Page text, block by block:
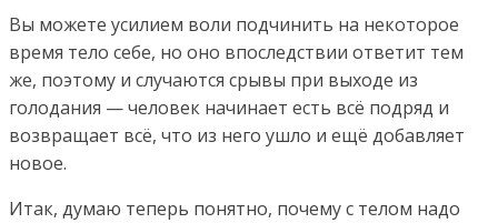
Вы можете усилием воли подчинить на некоторое
время тело себе, но оно впоследствии ответит тем
же, поэтому и случаются срывы при выходе из
голодания — человек начинает есть всё подряд и
возвращает всё, что из него ушло и ещё добавляет
новое.
Итак, думаю теперь понятно, почему с телом надо